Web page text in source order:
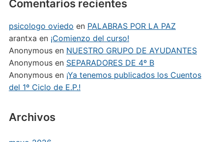
Comentarios recientes
psicologo oviedo en PALABRAS POR LA PAZ
arantxa en ¡Comienzo del curso!
Anonymousen NUESTRO GRUPO DE AYUDANTES
Anonymousen SEPARADORES DE 4º B
Anonymousen ¡Ya tenemos publicados los Cuentos
del 1º Ciclo de E.P.!
Archivos